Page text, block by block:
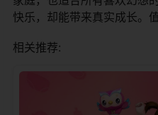
快乐，却能带来真实成长。
相关推荐: